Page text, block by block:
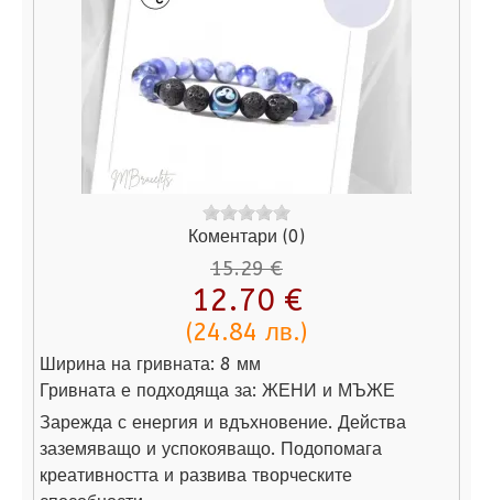
Коментари (0)
15.29 €
12.70 €
(24.84 лв.)
Ширина на гривната: 8 мм
Гривната е подходяща за: ЖЕНИ и МЪЖЕ
Зарежда с енергия и вдъхновение. Действа
заземяващо и успокояващо. Подопомага
креативността и развива творческите